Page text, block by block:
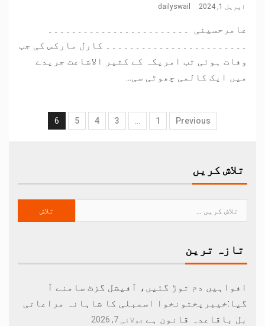
اپریل 1, 2024 dailyswail
عامرحسینی ۔۔۔۔۔۔۔۔۔۔۔۔۔۔۔۔۔۔۔۔۔۔۔۔
۔۔۔۔۔۔۔۔۔۔۔۔۔۔۔۔۔۔۔۔۔۔۔۔ کارل مارکس کی جب
وفات ہوئی تب امریکہ کے کثیر الاشاعت جریدے
میں ایک کالمی چھوٹی سی...
Previous
1
…
3
4
5
6
تلاش کریں
تازہ ترین
افواہیں دم توڑ گئیں، آفیشل گزٹ سامنے آ
گیا:خیبرپختونخوا اسمبلی کا شاہانہ مراعاتی
بل باقاعدہ قانون ہے جولائی 7, 2026